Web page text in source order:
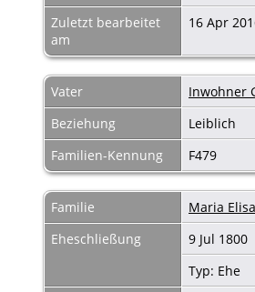
Zuletzt bearbeitet
am
16 Apr
Vater Inwohner
Beziehung
Leiblich
Familien-Kennung
F479
Familie Maria
Eheschließung
9 Jul 1800
Typ: Ehe